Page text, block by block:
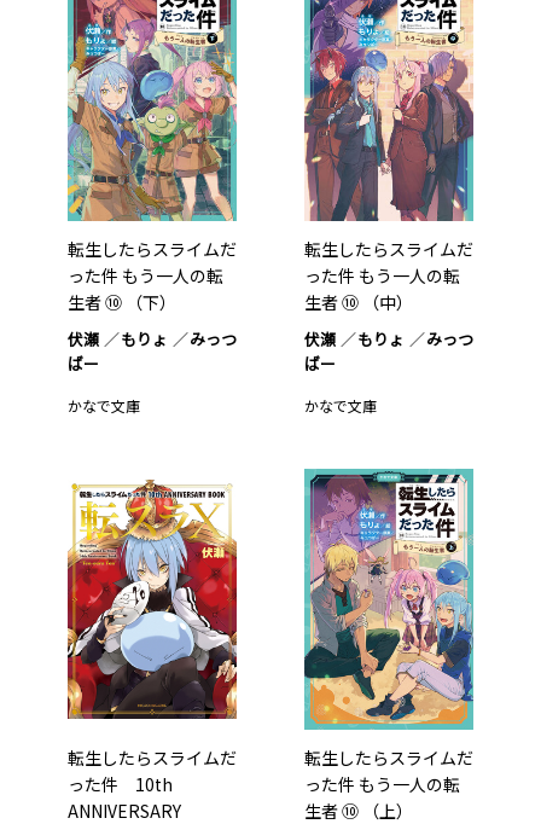
転生したらスライムだ
った件 もう一人の転
生者 ⑩ （下）
伏瀬 もりょ
みっつ
ばー
かなで文庫
転生したらスライムだ
った件 もう一人の転
生者 ⑩ （中）
伏瀬 もりょ
みっつ
ばー
かなで文庫
転生したらスライムだ
った件 10th
ANNIVERSARY
転生したらスライムだ
った件 もう一人の転
生者 ⑩ （上）